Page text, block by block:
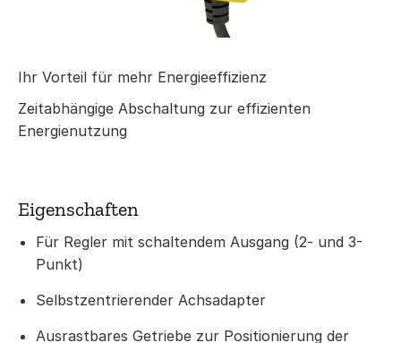
Ihr Vorteil für mehr Energieeffizienz
Zeitabhängige Abschaltung zur effizienten
Energienutzung
Eigenschaften
Für Regler mit schaltendem Ausgang (2- und 3-
Punkt)
Selbstzentrierender Achsadapter
Ausrastbares Getriebe zur Positionierung der